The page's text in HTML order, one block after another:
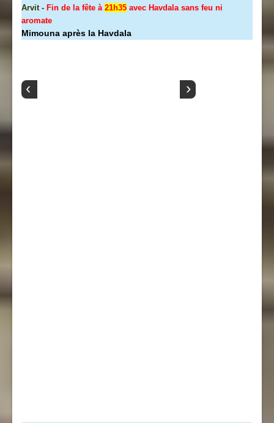
Arvit - Fin de la fête à 21h35 avec Havdala sans feu ni
aromate
Mimouna après la Havdala
‹ ›